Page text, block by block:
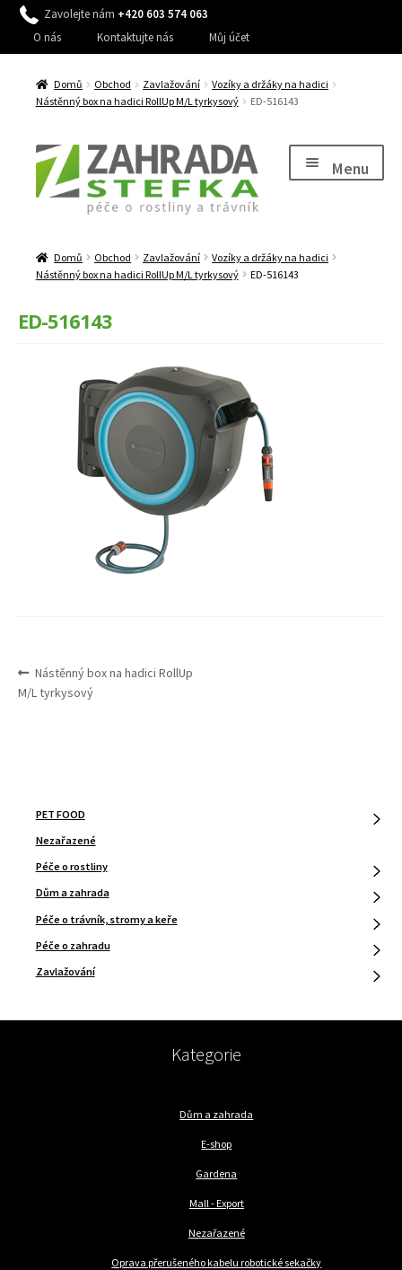
Zavolejte nám +420 603 574 063
O nás
Kontaktujte nás Můj účet
Domů Obchod Zavlažování
Vozíky a držáky na hadici
Nástěnný box na hadici RollUp M/L tyrkysový
ED-516143
Přeskočit
na
navigaci
Přejít
k
obsahu
Menu
Péče o trávník, stromy a keře
Dům a zahrada
Domů Obchod Zavlažování
Vozíky a držáky na hadici
Nástěnný box na hadici RollUp M/L tyrkysový
ED-516143
ED-516143
NAVIGACE
PRO
Předchozí
příspěvek:
Nástěnný box na hadici RollUp
M/L tyrkysový
PET FOOD
Nezařazené
Péče o rostliny
Dům a zahrada
Péče o trávník, stromy a keře
Péče o zahradu
Zavlažování
Kategorie
Dům a zahrada
E-shop
Gardena
Mall - Export
Nezařazené
Oprava přerušeného kabelu robotické sekačky